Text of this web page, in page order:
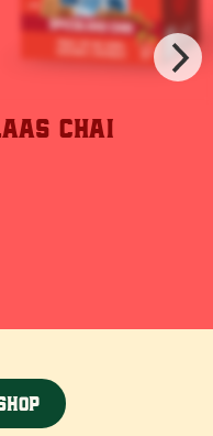
De